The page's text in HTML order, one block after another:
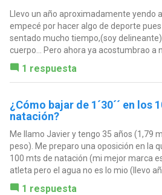
Llevo un año aproximadamente yendo
empecé por hacer algo de deporte
sentado mucho tiempo,(soy
cuerpo... Pero ahora ya acostumbrao a
1 respuesta
¿Cómo bajar de 1´30´´ en los
natación?
Me llamo Javier y tengo 35 años (1,79
peso). Me preparo una oposición en la
100 mts de natación (mi mejor marca
atleta pero el agua no es lo mio (llevo
1 respuesta